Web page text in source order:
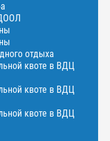
отдыха
квоте в ВДЦ
квоте в ВДЦ
квоте в ВДЦ